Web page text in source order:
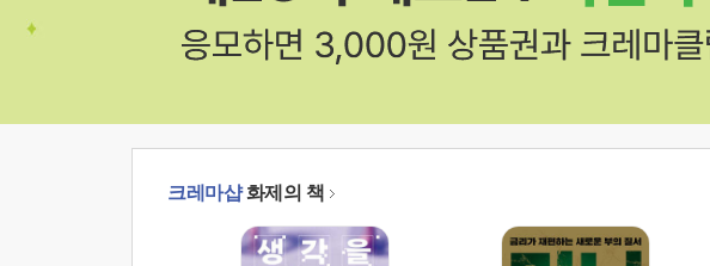
크레마샵화제의 책